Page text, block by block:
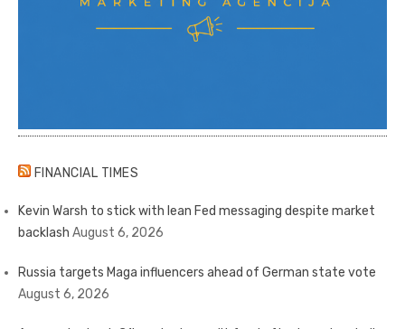
FINANCIAL TIMES
Kevin Warsh to stick with lean Fed messaging despite market
backlash August 6, 2026
Russia targets Maga influencers ahead of German state vote
August 6, 2026